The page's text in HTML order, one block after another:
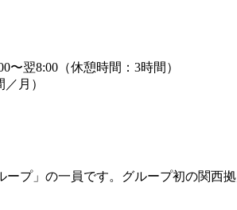
〜翌8:00（休憩時間：3時間）
月）
ープ」の一員です。グループ初の関